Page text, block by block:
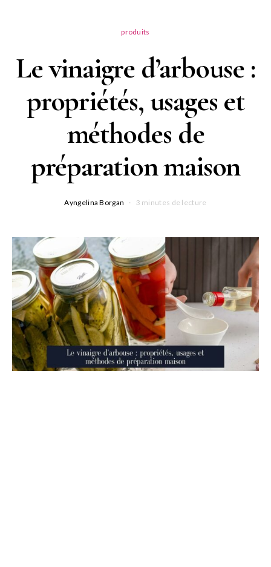
produits
Le vinaigre d’arbouse :
propriétés, usages et
méthodes de
préparation maison
Ayngelina Borgan 3 minutes de lecture